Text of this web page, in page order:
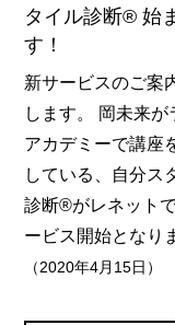
タイル診断®️ 始
す！
新サービスのご案
します。 岡未来が
アカデミーで講座
している、自分ス
診断®️がレネット
ービス開始となり
（2020年4月15日）